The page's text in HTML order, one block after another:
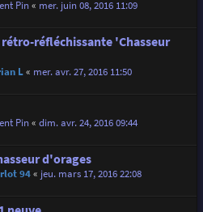
Pin« mer. juin 08, 2016 11:09
réfléchissante 'Chasseur
L« mer. avr. 27, 2016 11:50
Pin« dim. avr. 24, 2016 09:44
d'orages
94« jeu. mars 17, 2016 22:08